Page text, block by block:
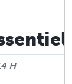
H